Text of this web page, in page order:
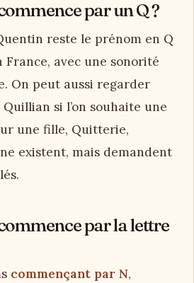
par un Q ?
reste le prénom en Q
avec une sonorité
On peut aussi regarder
si l’on souhaite une
une fille, Quitterie,
existent, mais demandent
par la lettre
commençant par N,